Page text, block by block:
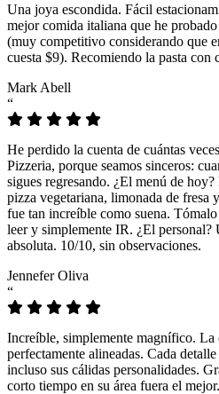
Una joya escondida. Fácil
mejor comida italiana que he
(muy competitivo considerando que
cuesta $9). Recomiendo la pasta con
Mark Abell
“
He perdido la cuenta de cuántas
Pizzeria, porque seamos sinceros:
sigues regresando. ¿El menú de
pizza vegetariana, limonada de fresa
fue tan increíble como suena.
leer y simplemente IR. ¿El
absoluta. 10/10, sin observaciones.
Jennefer Oliva
“
Increíble, simplemente magnífico.
perfectamente alineadas. Cada
incluso sus cálidas personalidades.
corto tiempo en su área fuera el mejor.